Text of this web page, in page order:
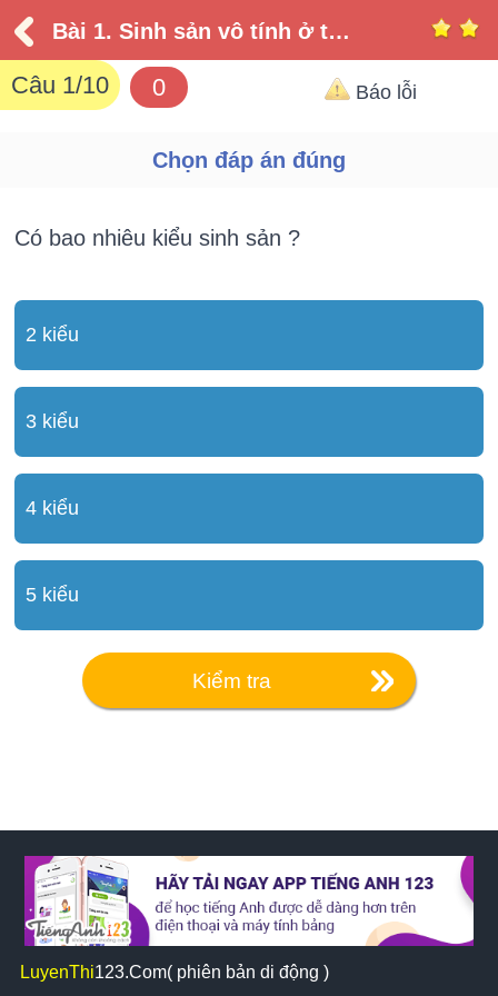
Bài 1. Sinh sản vô tính ở thực vật
Câu 1/10 0 Báo lỗi
Chọn đáp án đúng
Có bao nhiêu kiểu sinh sản ?
2 kiểu
3 kiểu
4 kiểu
5 kiểu
Kiểm tra
LuyenThi123.Com( phiên bản di động )